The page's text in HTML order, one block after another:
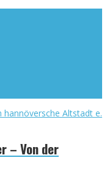
– Von der